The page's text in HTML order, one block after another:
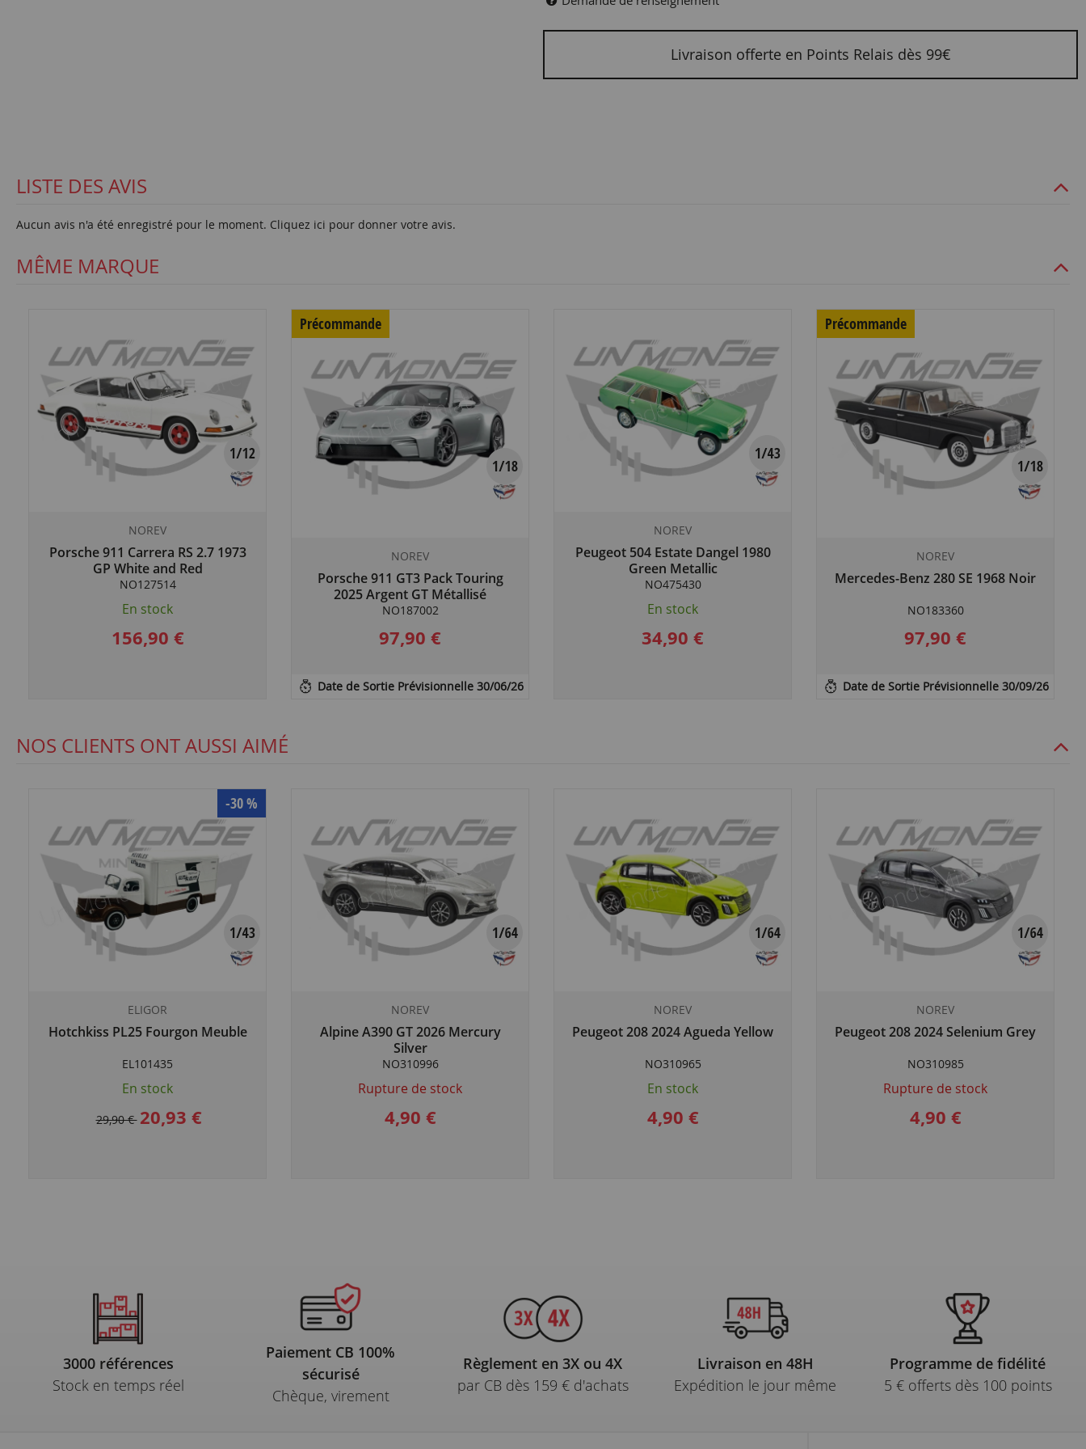
Livraison offerte en Points Relais dès 99€
LISTE DES AVIS
Aucun avis n'a été enregistré pour le moment. Cliquez ici pour donner votre avis.
MÊME MARQUE
NOREV
Porsche 911 Carrera RS 2.7 1973
GP White and Red
NO127514
En stock
156,90 €
Précommande
NOREV
Porsche 911 GT3 Pack Touring
2025 Argent GT Métallisé
NO187002
97,90 €
Date de Sortie Prévisionnelle 30/06/26
NOREV
Peugeot 504 Estate Dangel 1980
Green Metallic
NO475430
En stock
34,90 €
Précommande
NOREV
Mercedes-Benz 280 SE 1968 Noir
NO183360
97,90 €
Date de Sortie Prévisionnelle 30/09/26
NOS CLIENTS ONT AUSSI AIMÉ
-30 %
ELIGOR
Hotchkiss PL25 Fourgon Meuble
EL101435
En stock
29,90 € 20,93 €
NOREV
Alpine A390 GT 2026 Mercury
Silver
NO310996
Rupture de stock
4,90 €
NOREV
Peugeot 208 2024 Agueda Yellow
NO310965
En stock
4,90 €
NOREV
Peugeot 208 2024 Selenium Grey
NO310985
Rupture de stock
4,90 €
3000 références
Stock en temps réel
Paiement CB 100%
sécurisé
Chèque, virement
Règlement en 3X ou 4X
par CB dès 159 € d'achats
Livraison en 48H
Expédition le jour même
Programme de fidélité
5 € offerts dès 100 points